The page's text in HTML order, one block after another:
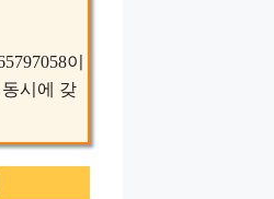
이
시에 갖